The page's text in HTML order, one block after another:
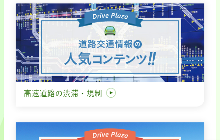
高速道路の渋滞・規制